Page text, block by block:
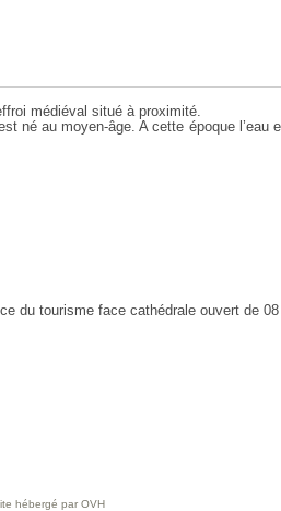
médiéval situé à proximité.
au moyen-âge. A cette époque l’eau
du tourisme face cathédrale ouvert de
hébergé par OVH